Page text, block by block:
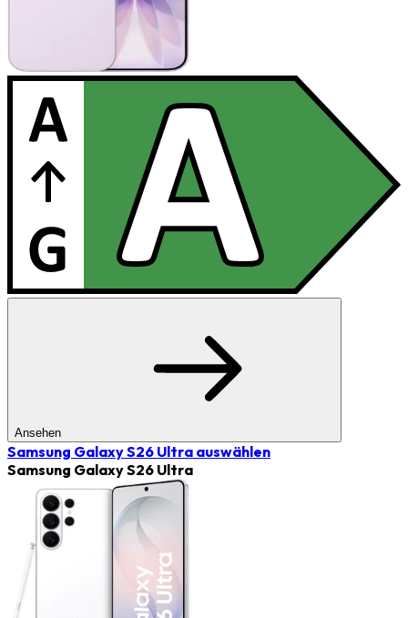
Ansehen
Samsung Galaxy S26 Ultra auswählen
Samsung Galaxy S26 Ultra